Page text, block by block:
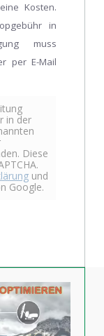
Kosten.
in
muss
per E-Mail
in der
Diese
und
Google.